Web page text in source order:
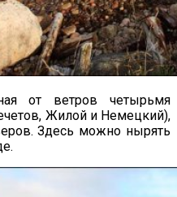
от ветров четырьмя
Жилой и Немецкий),
Здесь можно нырять